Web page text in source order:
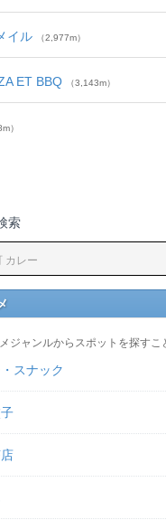
イル （2,977m）
ET BBQ （3,143m）
）
索
ジャンルからスポットを探すこ
スナック